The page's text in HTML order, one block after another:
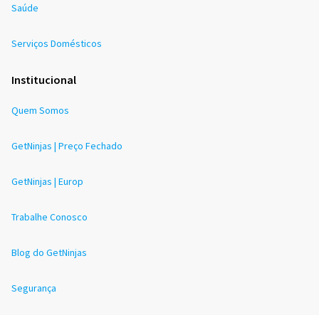
Saúde
Serviços Domésticos
Institucional
Quem Somos
GetNinjas | Preço Fechado
GetNinjas | Europ
Trabalhe Conosco
Blog do GetNinjas
Segurança